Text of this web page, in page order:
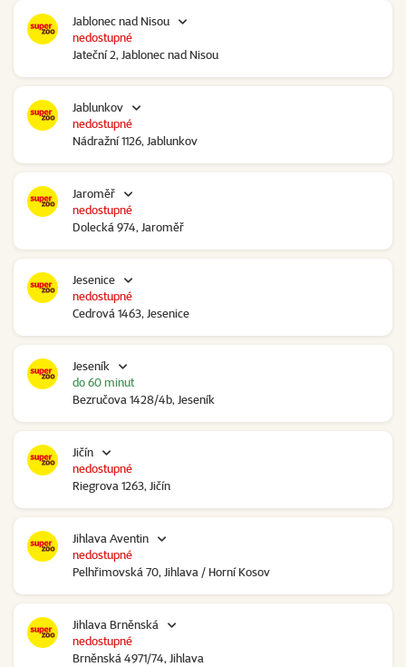
Jablonec nad Nisou
Jateční 2, Jablonec nad Nisou
nedostupné
Jablunkov
Nádražní 1126, Jablunkov
nedostupné
Jaroměř
Dolecká 974, Jaroměř
nedostupné
Jesenice
Cedrová 1463, Jesenice
nedostupné
Jeseník
Bezručova 1428/4b, Jeseník
do 60 minut
Jičín
Riegrova 1263, Jičín
nedostupné
Jihlava Aventin
Pelhřimovská 70, Jihlava / Horní Kosov
nedostupné
Jihlava Brněnská
Brněnská 4971/74, Jihlava
nedostupné